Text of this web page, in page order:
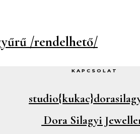
/rendelhető/
KAPCSOLAT
Dora Silagyi